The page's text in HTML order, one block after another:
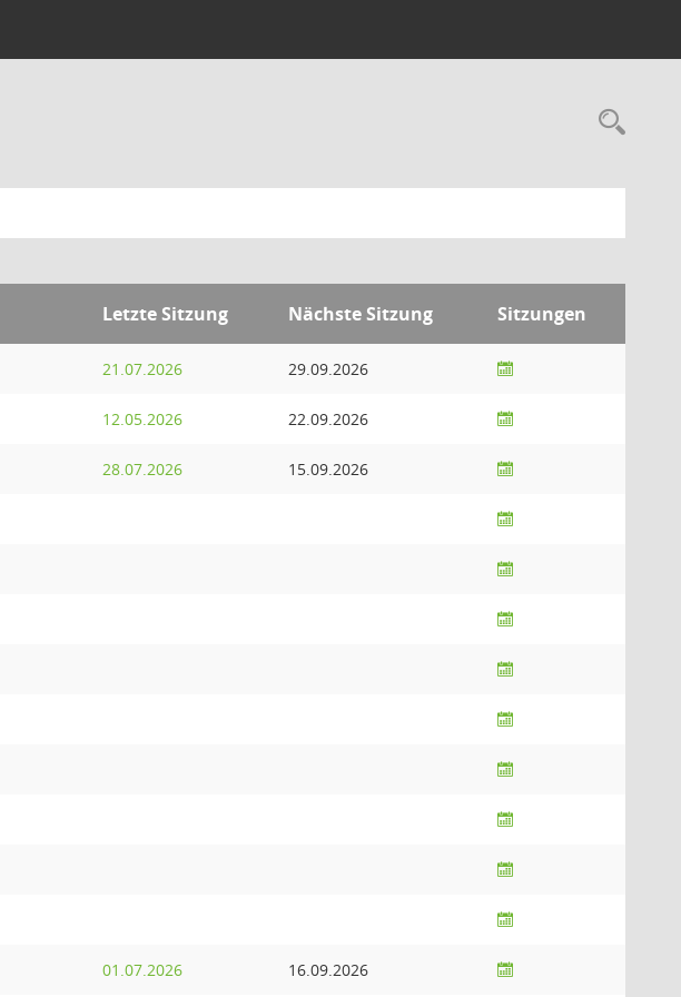
Letzte Sitzung Nächste Sitzung Sitzungen
21.07.2026 29.09.2026
12.05.2026 22.09.2026
28.07.2026 15.09.2026
01.07.2026 16.09.2026